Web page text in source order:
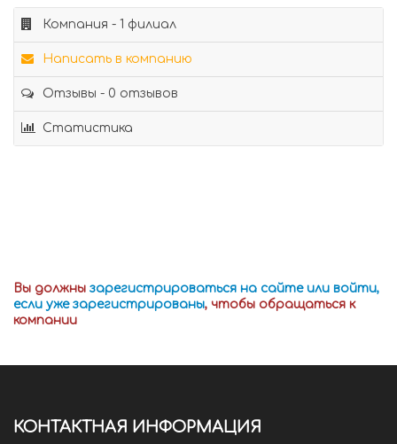
Компания - 1 филиал
Написать в компанию
Отзывы - 0 отзывов
Статистика
Вы должны зарегистрироваться на сайте или войти,
если уже зарегистрированы, чтобы обращаться к
компании
КОНТАКТНАЯ ИНФОРМАЦИЯ